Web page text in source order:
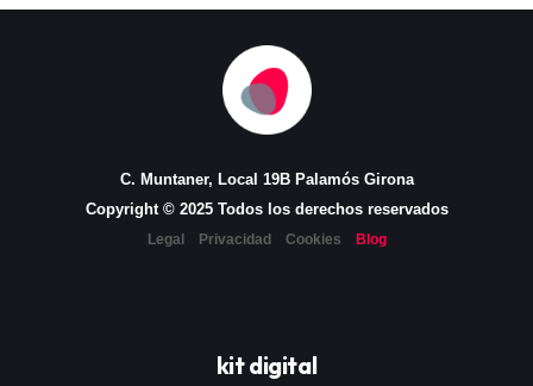
C. Muntaner, Local 19B Palamós Girona
Copyright © 2025 Todos los derechos reservados
Legal Privacidad Cookies Blog
kit digital